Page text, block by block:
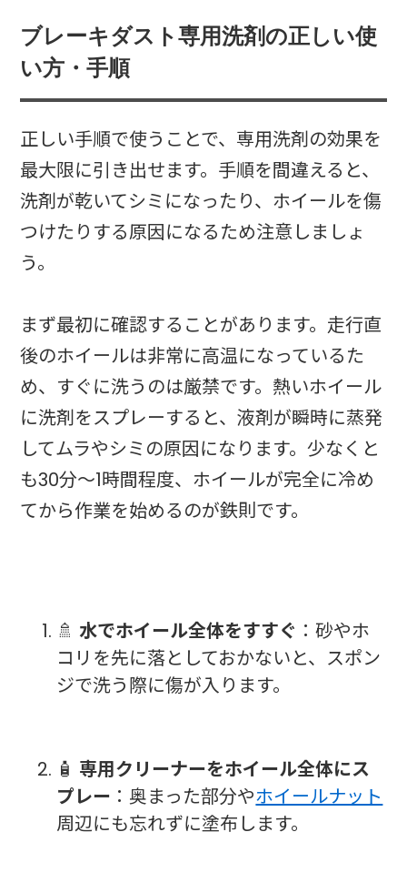
ブレーキダスト専用洗剤の正しい使
い方・手順
正しい手順で使うことで、専用洗剤の効果を
最大限に引き出せます。手順を間違えると、
洗剤が乾いてシミになったり、ホイールを傷
つけたりする原因になるため注意しましょ
う。
まず最初に確認することがあります。走行直
後のホイールは非常に高温になっているた
め、すぐに洗うのは厳禁です。熱いホイール
に洗剤をスプレーすると、液剤が瞬時に蒸発
してムラやシミの原因になります。少なくと
も30分〜1時間程度、ホイールが完全に冷め
てから作業を始めるのが鉄則です。
🚿 水でホイール全体をすすぐ ：砂やホ
コリを先に落としておかないと、スポン
ジで洗う際に傷が入ります。
🧴 専用クリーナーをホイール全体にス
プレー ：奥まった部分やホイールナット
周辺にも忘れずに塗布します。